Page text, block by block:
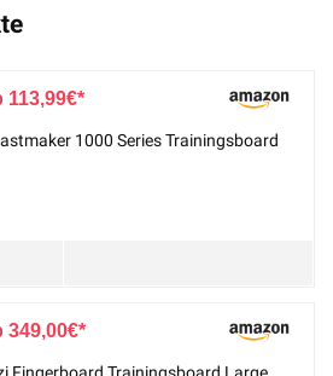
113,99€
1000 Series Trainingsboard
349,00€